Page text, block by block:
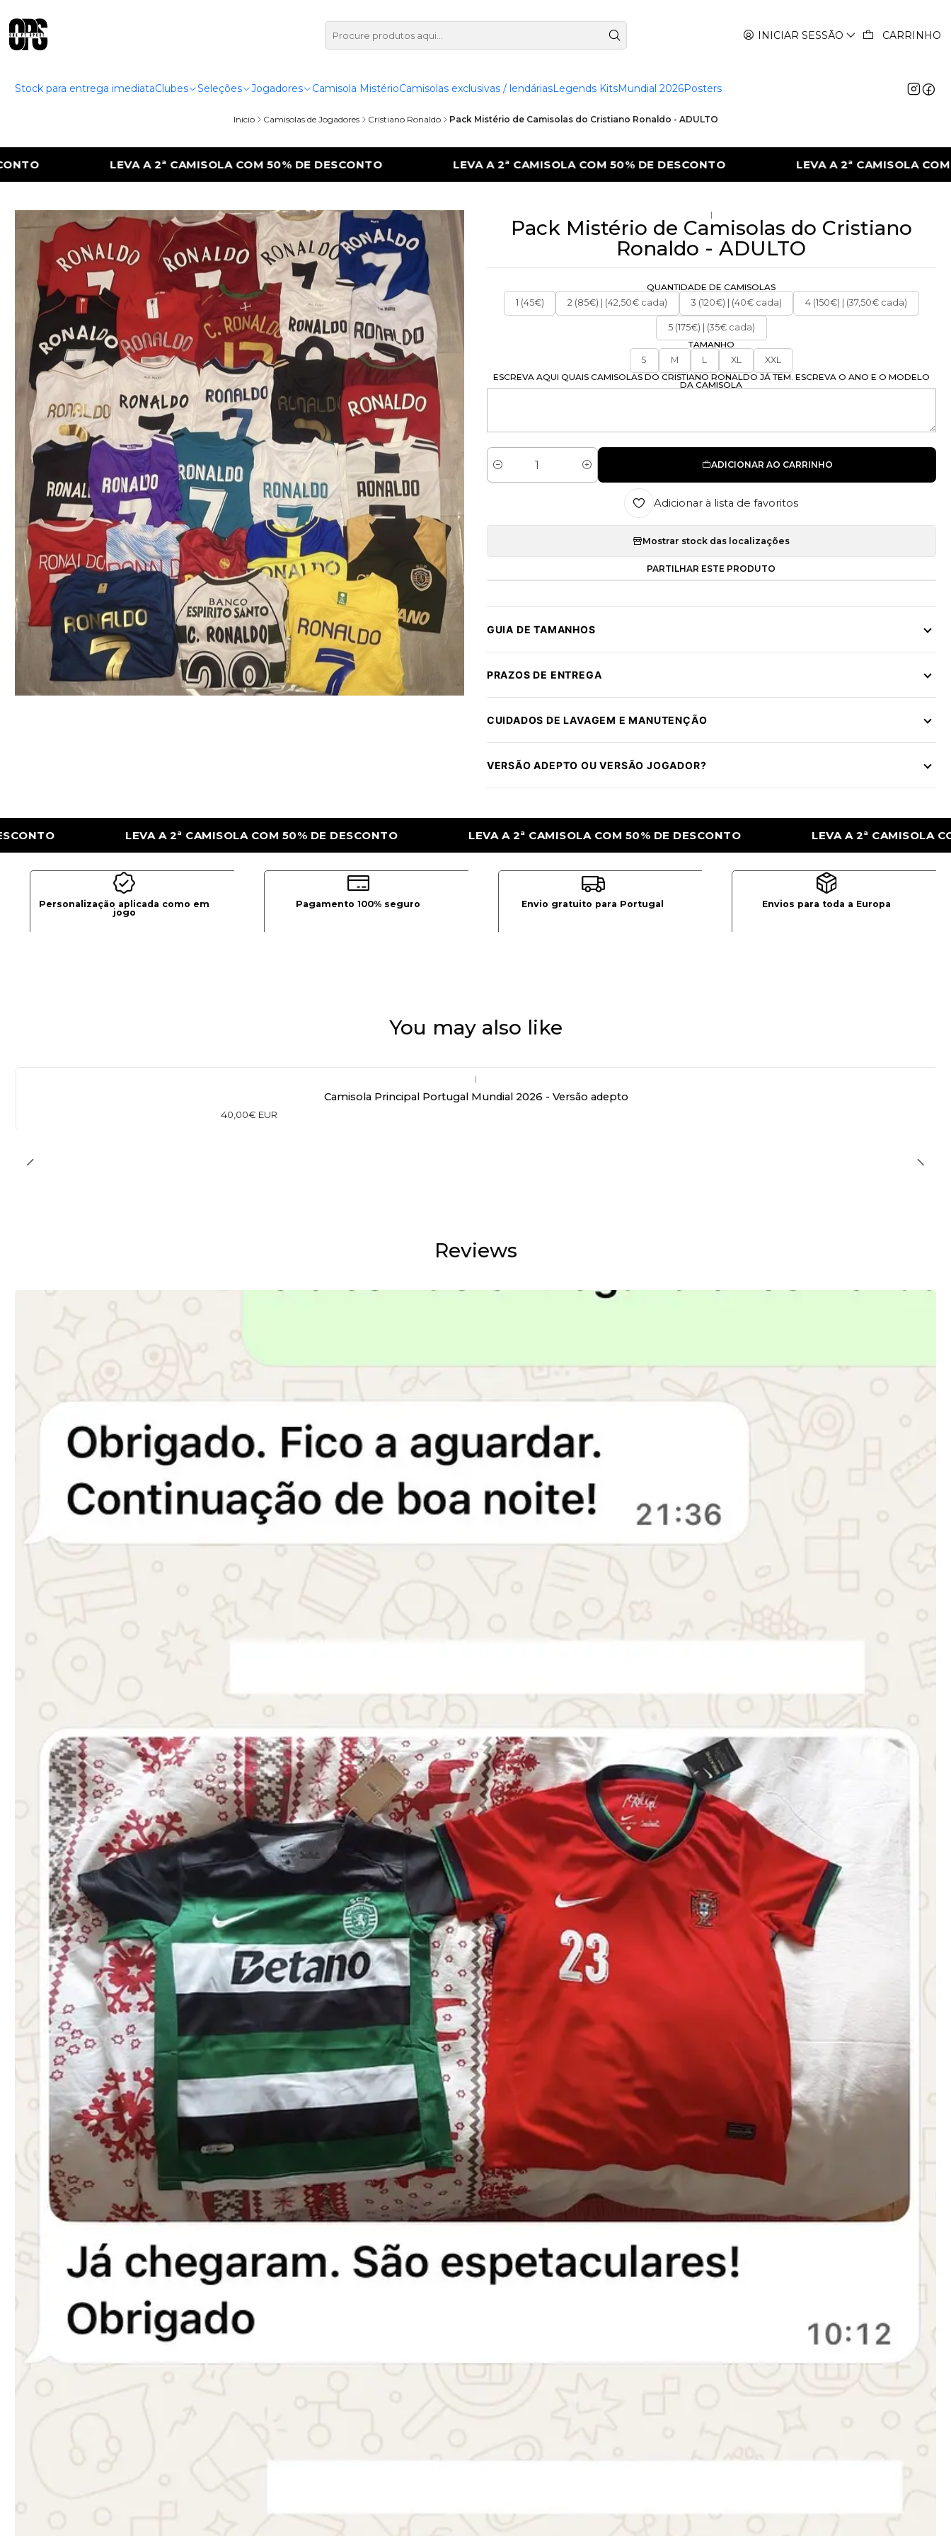
INICIAR SESSÃO CARRINHO
Stock para entrega imediataClubes Seleções Jogadores Camisola MistérioCamisolas exclusivas / lendáriasLegends KitsMundial 2026Posters
Início Camisolas de Jogadores Cristiano Ronaldo Pack Mistério de Camisolas do Cristiano Ronaldo - ADULTO
50% DE DESCONTO LEVA A 2ª CAMISOLA COM 50% DE DESCONTO LEVA A 2ª CAMISOLA COM 50% DE DESCONTO LEVA A
|
Pack Mistério de Camisolas do Cristiano
Ronaldo - ADULTO
QUANTIDADE DE CAMISOLAS
1 (45€)
2 (85€) | (42,50€ cada) 3 (120€) | (40€ cada) 4 (150€) | (37,50€ cada)
5 (175€) | (35€ cada)
TAMANHO
S
M L XL
XXL
ESCREVA AQUI QUAIS CAMISOLAS DO CRISTIANO RONALDO JÁ TEM. ESCREVA O ANO E O MODELO
DA CAMISOLA
Quantidade
ADICIONAR AO CARRINHO
Adicionar à lista de favoritos
Mostrar stock das localizações
PARTILHAR ESTE PRODUTO
GUIA DE TAMANHOS
PRAZOS DE ENTREGA
CUIDADOS DE LAVAGEM E MANUTENÇÃO
VERSÃO ADEPTO OU VERSÃO JOGADOR?
50% DE DESCONTO LEVA A 2ª CAMISOLA COM 50% DE DESCONTO LEVA A 2ª CAMISOLA COM 50% DE DESCONTO LEVA
Personalização aplicada como em
jogo
Pagamento 100% seguro Envio gratuito para Portugal Envios para toda a Europa
You may also like
|
Camisola Principal Portugal Mundial 2026 - Versão adepto
40,00€ EUR
Reviews